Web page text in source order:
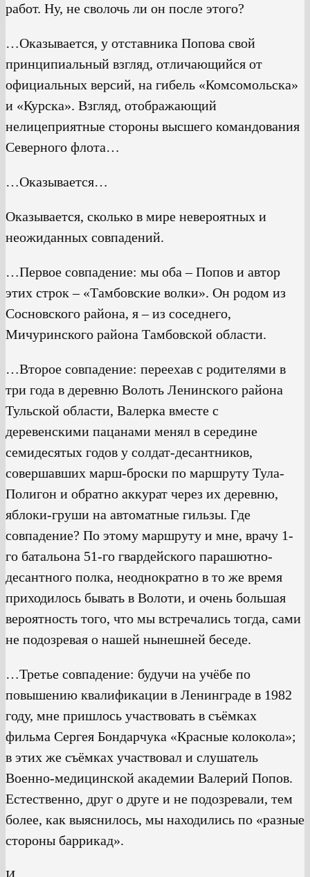
работ. Ну, не сволочь ли он после этого?
…Оказывается, у отставника Попова свой
принципиальный взгляд, отличающийся от
официальных версий, на гибель «Комсомольска»
и «Курска». Взгляд, отображающий
нелицеприятные стороны высшего командования
Северного флота…
…Оказывается…
Оказывается, сколько в мире невероятных и
неожиданных совпадений.
…Первое совпадение: мы оба – Попов и автор
этих строк – «Тамбовские волки». Он родом из
Сосновского района, я – из соседнего,
Мичуринского района Тамбовской области.
…Второе совпадение: переехав с родителями в
три года в деревню Волоть Ленинского района
Тульской области, Валерка вместе с
деревенскими пацанами менял в середине
семидесятых годов у солдат-десантников,
совершавших марш-броски по маршруту Тула-
Полигон и обратно аккурат через их деревню,
яблоки-груши на автоматные гильзы. Где
совпадение? По этому маршруту и мне, врачу 1-
го батальона 51-го гвардейского парашютно-
десантного полка, неоднократно в то же время
приходилось бывать в Волоти, и очень большая
вероятность того, что мы встречались тогда, сами
не подозревая о нашей нынешней беседе.
…Третье совпадение: будучи на учёбе по
повышению квалификации в Ленинграде в 1982
году, мне пришлось участвовать в съёмках
фильма Сергея Бондарчука «Красные колокола»;
в этих же съёмках участвовал и слушатель
Военно-медицинской академии Валерий Попов.
Естественно, друг о друге и не подозревали, тем
более, как выяснилось, мы находились по «разные
стороны баррикад».